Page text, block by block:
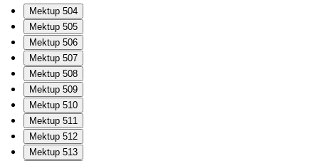
Mektup 504
Mektup 505
Mektup 506
Mektup 507
Mektup 508
Mektup 509
Mektup 510
Mektup 511
Mektup 512
Mektup 513